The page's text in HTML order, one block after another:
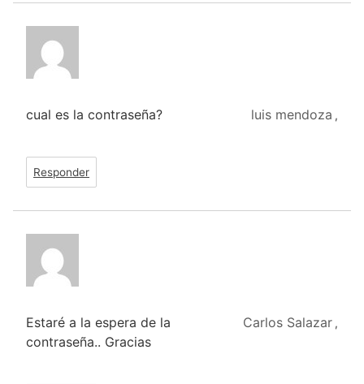
luis mendoza ,
cual es la contraseña?
Responder
Carlos Salazar ,
Estaré a la espera de la
contraseña.. Gracias